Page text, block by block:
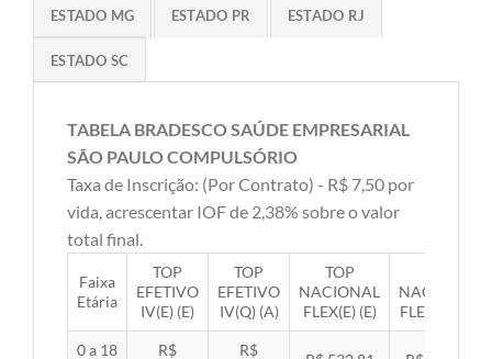
ESTADO MG ESTADO PR ESTADO RJ
ESTADO SC
TABELA BRADESCO SAÚDE EMPRESARIAL
SÃO PAULO COMPULSÓRIO
Taxa de Inscrição: (Por Contrato) - R$ 7,50 por
vida, acrescentar IOF de 2,38% sobre o valor
total final.
Faixa
Etária
TOP
EFETIVO
IV(E) (E)
TOP
EFETIVO
IV(Q) (A)
TOP
NACIONAL
FLEX(E) (E)
NACIONAL
FLEX(Q) (A)
0 a 18 R$ R$